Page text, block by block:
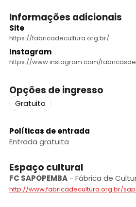
Informações adicionais
Site
https://fabricadecultura.org.br/
Instagram
https://www.instagram.com/
Opções de ingresso
Gratuito
Políticas de entrada
Entrada gratuita
Espaço cultural
FC SAPOPEMBA- Fábrica de
http://www.fabricadecultura.org.br/
+